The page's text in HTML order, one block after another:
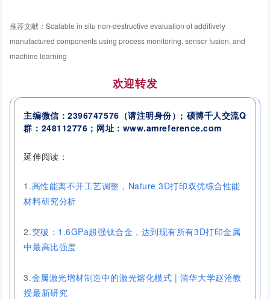
推荐文献：Scalable in situ non-destructive evaluation of additively
manufactured components using process monitoring, sensor fusion, and
machine learning
欢迎转发
主编微信：2396747576 （请注明身份） ; 硕博千人交流Q
群： 248112776 ；网址：www.amreference.com
延伸阅读：
1.高性能离不开工艺调整，Nature 3D打印双优综合性能
材料研究分析
2.突破：1.6GPa超强钛合金，达到现有所有3D打印金属
中最高比强度
3.金属激光增材制造中的激光熔化模式 | 清华大学赵沧教
授最新研究